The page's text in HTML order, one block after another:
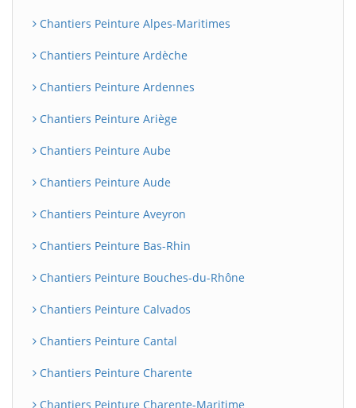
Chantiers Peinture Alpes-Maritimes
Chantiers Peinture Ardèche
Chantiers Peinture Ardennes
Chantiers Peinture Ariège
Chantiers Peinture Aube
Chantiers Peinture Aude
Chantiers Peinture Aveyron
Chantiers Peinture Bas-Rhin
Chantiers Peinture Bouches-du-Rhône
Chantiers Peinture Calvados
Chantiers Peinture Cantal
Chantiers Peinture Charente
Chantiers Peinture Charente-Maritime